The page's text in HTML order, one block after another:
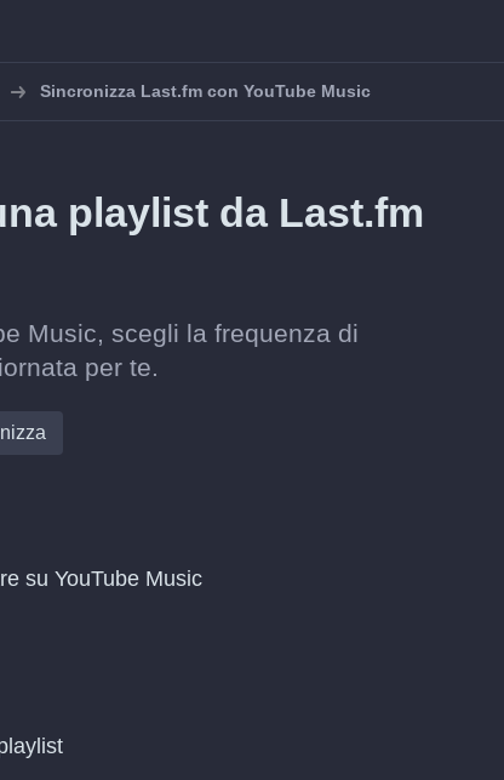
Sincronizza Last.fm con YouTube Music
playlist da Last.fm
Music, scegli la frequenza di
per te.
su YouTube Music